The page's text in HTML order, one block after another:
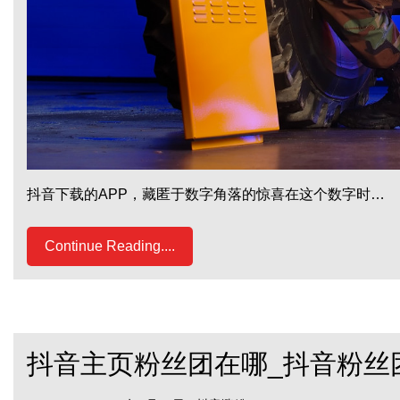
抖音下载的APP，藏匿于数字角落的惊喜在这个数字时…
Continue Reading....
抖音主页粉丝团在哪_抖音粉丝